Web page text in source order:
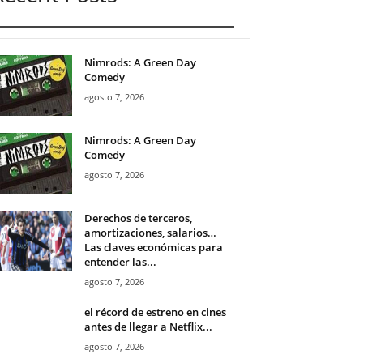
Nimrods: A Green Day
Comedy
agosto 7, 2026
Nimrods: A Green Day
Comedy
agosto 7, 2026
Derechos de terceros,
amortizaciones, salarios…
Las claves económicas para
entender las...
agosto 7, 2026
el récord de estreno en cines
antes de llegar a Netflix...
agosto 7, 2026